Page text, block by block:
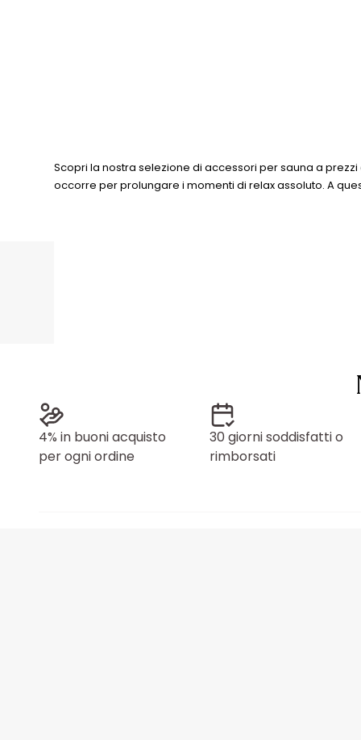
Scopri la nostra selezione di accessori per sauna a
occorre per prolungare i momenti di relax assoluto. A
4% in buoni acquisto
per ogni ordine
30 giorni soddisfatti o
rimborsati